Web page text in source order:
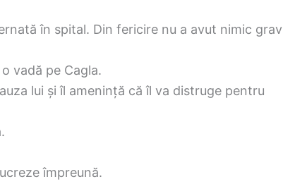
în spital. Din fericire nu a avut nimic grav
vadă pe Cagla.
lui și îl amenință că îl va distruge pentru
împreună.